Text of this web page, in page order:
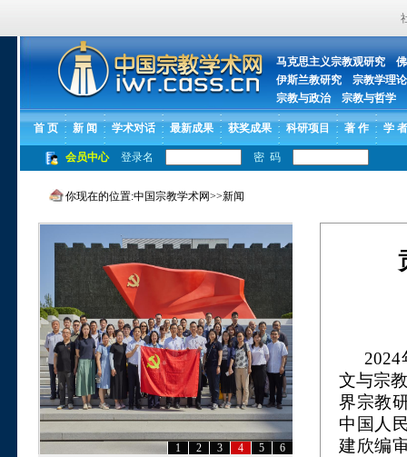
马克思主义宗教观研究
伊斯兰教研究
宗教学理论
宗教与政治
宗教与哲学
首 页 新 闻 学术对话 最新成果 获奖成果 科研项目 著 作 学 者
会员中心 登录名 密 码
你现在的位置:中国宗教学术网>>新闻
1 2 3 4 5
6
文与宗
界宗教
中国人
建欣编